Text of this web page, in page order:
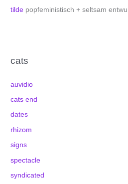
tilde popfeministisch + seltsam
cats
auvidio
cats end
dates
rhizom
signs
spectacle
syndicated